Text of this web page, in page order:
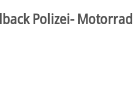
Polizei- Motorrad